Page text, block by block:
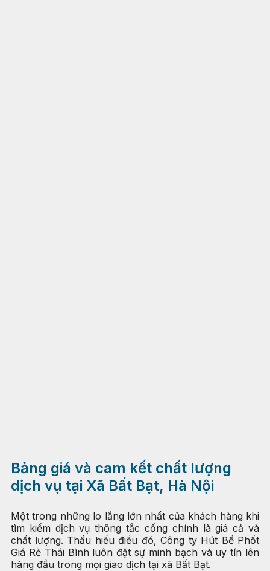
Bảng giá và cam kết chất lượng
dịch vụ tại Xã Bất Bạt, Hà Nội
Một trong những lo lắng lớn nhất của khách hàng khi
tìm kiếm dịch vụ thông tắc cống chính là giá cả và
chất lượng. Thấu hiểu điều đó, Công ty Hút Bể Phốt
Giá Rẻ Thái Bình luôn đặt sự minh bạch và uy tín lên
hàng đầu trong mọi giao dịch tại xã Bất Bạt.